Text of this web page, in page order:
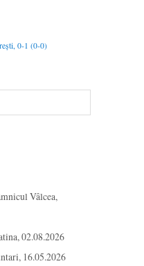
0-1 (0-0)
Vâlcea,
02.08.2026
16.05.2026